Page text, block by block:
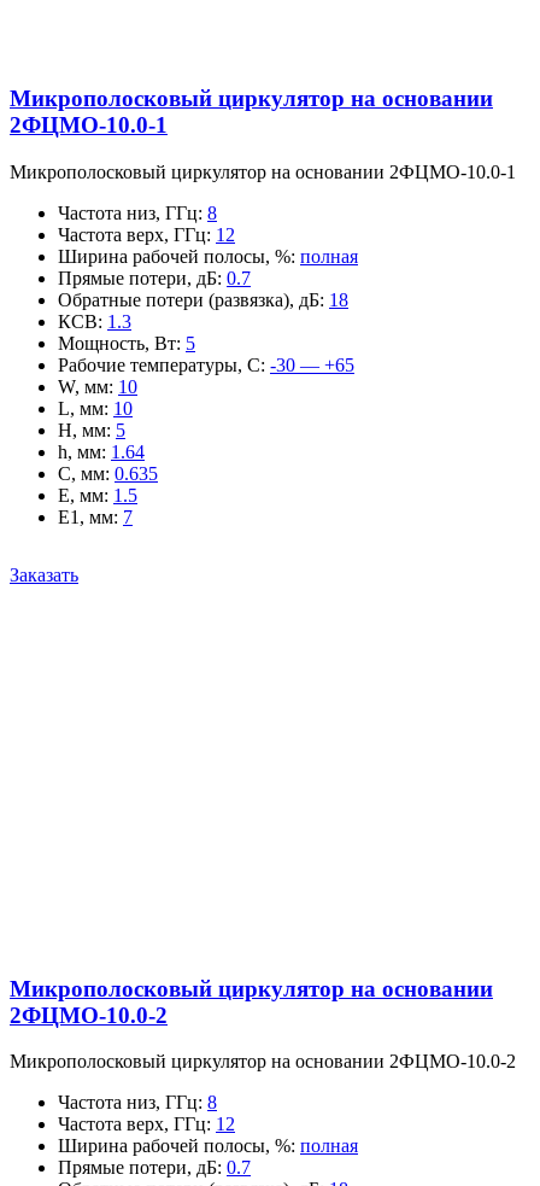
Микрополосковый циркулятор на основании
2ФЦМО-10.0-1
Микрополосковый циркулятор на основании 2ФЦМО-10.0-1
Частота низ, ГГц: 8
Частота верх, ГГц: 12
Ширина рабочей полосы, %: полная
Прямые потери, дБ: 0.7
Обратные потери (развязка), дБ: 18
КСВ: 1.3
Мощность, Вт: 5
Рабочие температуры, С: -30 — +65
W, мм: 10
L, мм: 10
H, мм: 5
h, мм: 1.64
C, мм: 0.635
E, мм: 1.5
E1, мм: 7
Заказать
Микрополосковый циркулятор на основании
2ФЦМО-10.0-2
Микрополосковый циркулятор на основании 2ФЦМО-10.0-2
Частота низ, ГГц: 8
Частота верх, ГГц: 12
Ширина рабочей полосы, %: полная
Прямые потери, дБ: 0.7